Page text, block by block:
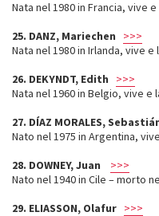
Nata nel 1980 in Francia, vive
25. DANZ, Mariechen >>>
Nata nel 1980 in Irlanda, vive e
26. DEKYNDT, Edith >>>
Nata nel 1960 in Belgio, vive e
27. DÍAZ MORALES,
Nato nel 1975 in Argentina,
28. DOWNEY, Juan >>>
Nato nel 1940 in Cile – morto
29. ELIASSON, Olafur >>>